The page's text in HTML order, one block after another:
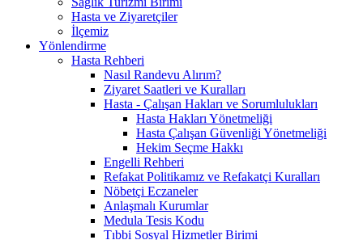
Hasta ve Ziyaretçiler
İlçemiz
Yönlendirme
Hasta Rehberi
Nasıl Randevu Alırım?
Ziyaret Saatleri ve Kuralları
Hasta - Çalışan Hakları ve Sorumlulukları
Hasta Hakları Yönetmeliği
Hasta Çalışan Güvenliği Yönetmeliği
Hekim Seçme Hakkı
Engelli Rehberi
Refakat Politikamız ve Refakatçi Kuralları
Nöbetçi Eczaneler
Anlaşmalı Kurumlar
Medula Tesis Kodu
Tıbbi Sosyal Hizmetler Birimi